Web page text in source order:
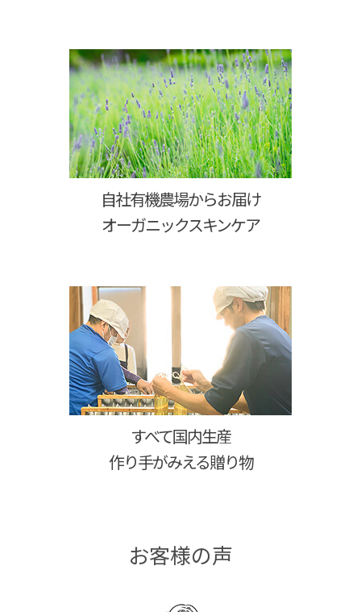
自社有機農場からお届け
オーガニックスキンケア
すべて国内生産
作り手がみえる贈り物
お客様の声